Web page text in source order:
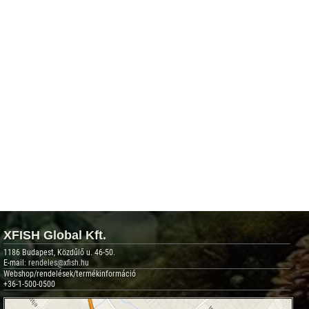
XFISH Global Kft.
1186 Budapest, Közdűlő u. 46-50.
E-mail:rendeles@xfish.hu
Webshop/rendelések/termékinformáció
+36-1-500-0500